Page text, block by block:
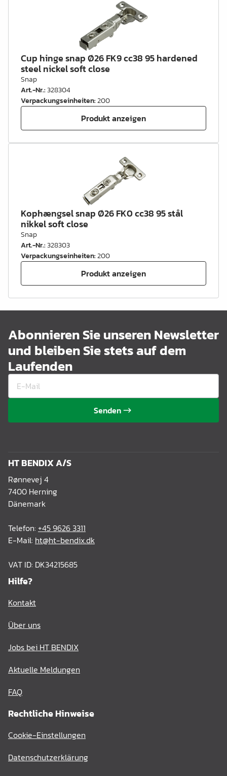
Cup hinge snap Ø26 FK9 cc38 95 hardened
steel nickel soft close
Snap
Art.-Nr.:328304
Verpackungseinheiten:200
Produkt anzeigen
Kophængsel snap Ø26 FK0 cc38 95 stål
nikkel soft close
Snap
Art.-Nr.:328303
Verpackungseinheiten:200
Produkt anzeigen
Abonnieren Sie unseren Newsletter
und bleiben Sie stets auf dem
Laufenden
Senden
HT BENDIX A/S
Rønnevej 4
7400 Herning
Dänemark
Telefon: +45 9626 3311
E-Mail: ht@ht-bendix.dk
VAT ID: DK34215685
Hilfe?
Kontakt
Über uns
Jobs bei HT BENDIX
Aktuelle Meldungen
FAQ
Rechtliche Hinweise
Cookie-Einstellungen
Datenschutzerklärung